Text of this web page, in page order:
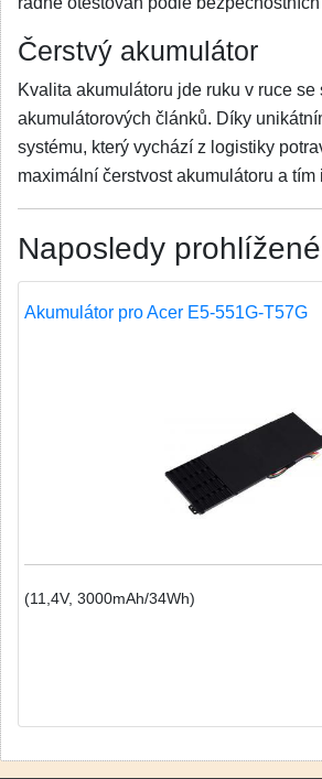
Čerstvý akumulátor
Kvalita akumulátoru jde ruku v ruce se
akumulátorových článků. Díky
systému, který vychází z logistiky
maximální čerstvost akumulátoru a
Naposledy
Akumulátor pro Acer E5-551G-T57G
(11,4V, 3000mAh/34Wh)